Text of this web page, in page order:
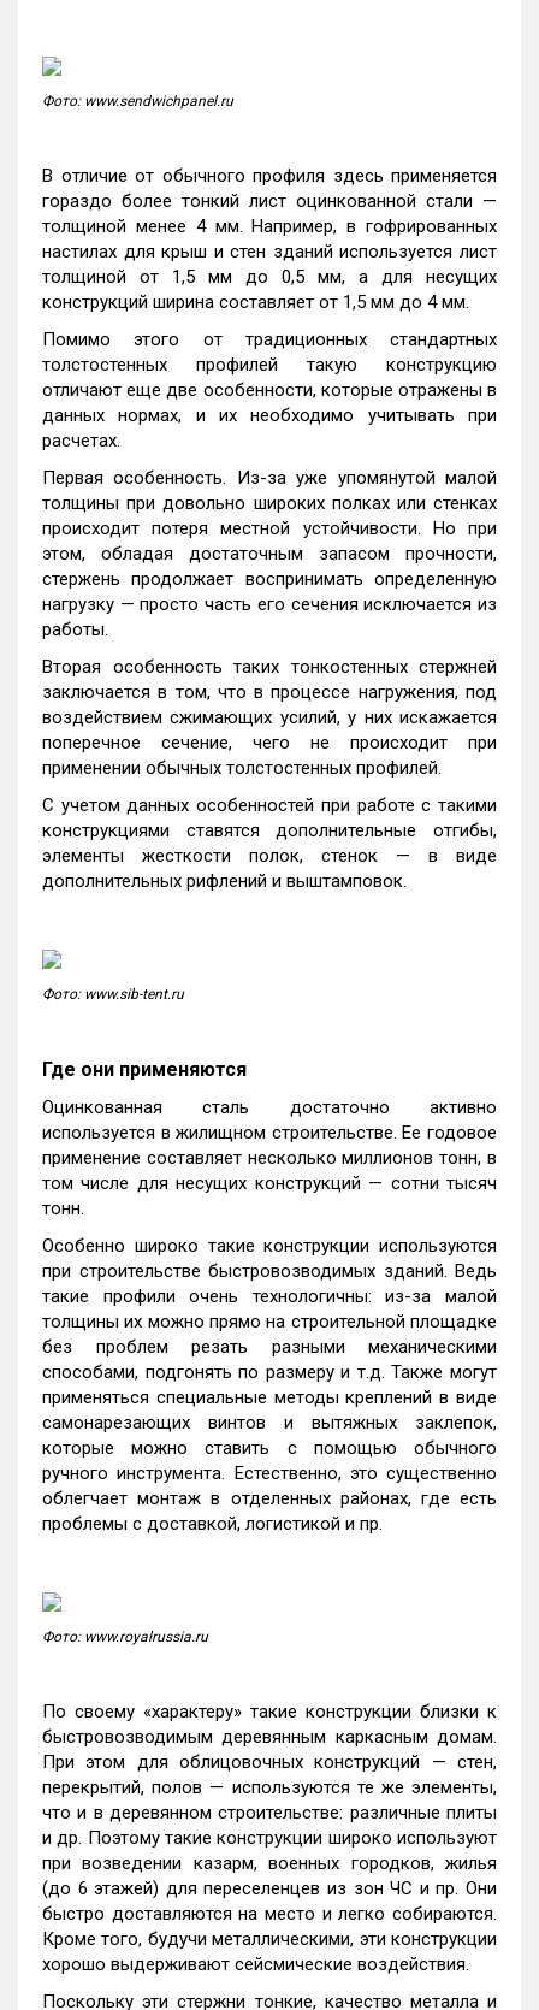
Фото: www.sendwichpanel.ru
В отличие от обычного профиля здесь применяется
гораздо более тонкий лист оцинкованной стали —
толщиной менее 4 мм. Например, в гофрированных
настилах для крыш и стен зданий используется лист
толщиной от 1,5 мм до 0,5 мм, а для несущих
конструкций ширина составляет от 1,5 мм до 4 мм.
Помимо этого от традиционных стандартных
толстостенных профилей такую конструкцию
отличают еще две особенности, которые отражены в
данных нормах, и их необходимо учитывать при
расчетах.
Первая особенность. Из-за уже упомянутой малой
толщины при довольно широких полках или стенках
происходит потеря местной устойчивости. Но при
этом, обладая достаточным запасом прочности,
стержень продолжает воспринимать определенную
нагрузку — просто часть его сечения исключается из
работы.
Вторая особенность таких тонкостенных стержней
заключается в том, что в процессе нагружения, под
воздействием сжимающих усилий, у них искажается
поперечное сечение, чего не происходит при
применении обычных толстостенных профилей.
С учетом данных особенностей при работе с такими
конструкциями ставятся дополнительные отгибы,
элементы жесткости полок, стенок — в виде
дополнительных рифлений и выштамповок.
Фото: www.sib-tent.ru
Где они применяются
Оцинкованная сталь достаточно активно
используется в жилищном строительстве. Ее годовое
применение составляет несколько миллионов тонн, в
том числе для несущих конструкций — сотни тысяч
тонн.
Особенно широко такие конструкции используются
при строительстве быстровозводимых зданий. Ведь
такие профили очень технологичны: из-за малой
толщины их можно прямо на строительной площадке
без проблем резать разными механическими
способами, подгонять по размеру и т.д. Также могут
применяться специальные методы креплений в виде
самонарезающих винтов и вытяжных заклепок,
которые можно ставить с помощью обычного
ручного инструмента. Естественно, это существенно
облегчает монтаж в отделенных районах, где есть
проблемы с доставкой, логистикой и пр.
Фото: www.royalrussia.ru
По своему «характеру» такие конструкции близки к
быстровозводимым деревянным каркасным домам.
При этом для облицовочных конструкций — стен,
перекрытий, полов — используются те же элементы,
что и в деревянном строительстве: различные плиты
и др. Поэтому такие конструкции широко используют
при возведении казарм, военных городков, жилья
(до 6 этажей) для переселенцев из зон ЧС и пр. Они
быстро доставляются на место и легко собираются.
Кроме того, будучи металлическими, эти конструкции
хорошо выдерживают сейсмические воздействия.
Поскольку эти стержни тонкие, качество металла и